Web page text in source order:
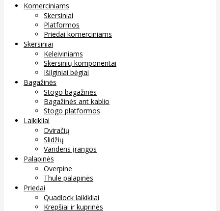
Komerciniams
Skersiniai
Platformos
Priedai komerciniams
Skersiniai
Keleiviniams
Skersinių komponentai
Išilginiai bėgiai
Bagažinės
Stogo bagažinės
Bagažinės ant kablio
Stogo platformos
Laikikliai
Dviračių
Slidžių
Vandens įrangos
Palapinės
Overpine
Thule palapinės
Priedai
Quadlock laikikliai
Krepšiai ir kuprinės